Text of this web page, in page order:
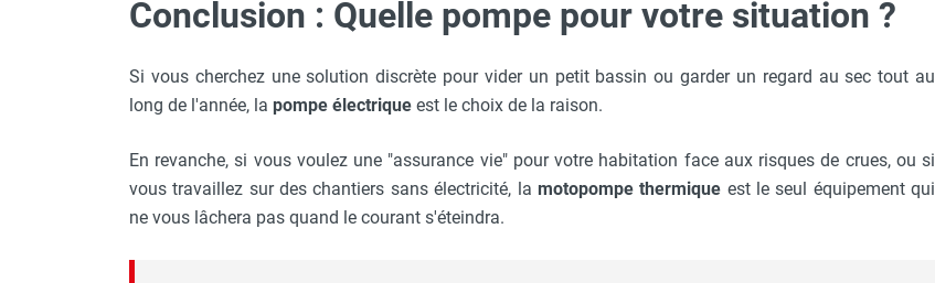
Conclusion : Quelle pompe pour votre situation ?
Si vous cherchez une solution discrète pour vider un petit bassin ou garder un regard au sec tout au
long de l'année, la pompe électrique est le choix de la raison.
En revanche, si vous voulez une "assurance vie" pour votre habitation face aux risques de crues, ou si
vous travaillez sur des chantiers sans électricité, la motopompe thermique est le seul équipement qui
ne vous lâchera pas quand le courant s'éteindra.